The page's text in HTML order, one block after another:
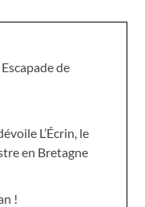
de
L’Écrin, le
en Bretagne
!